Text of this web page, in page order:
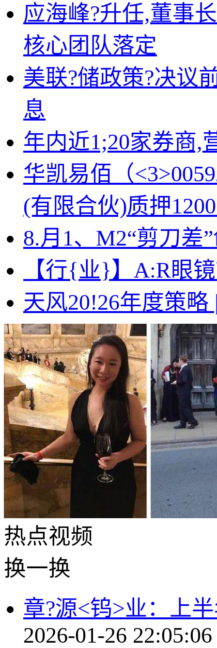
应海峰?升任,董事
核心团队落定
美联?储政策?决议
息
年内近1;20家券商,
华凯易佰（
(有限合伙)质押
8.月 1、M2“剪刀差
【行{业}】A:R眼
天风20!26年度策略
热点视频
换一换
章?源<钨>业：上
2026-01-26 22:05:06